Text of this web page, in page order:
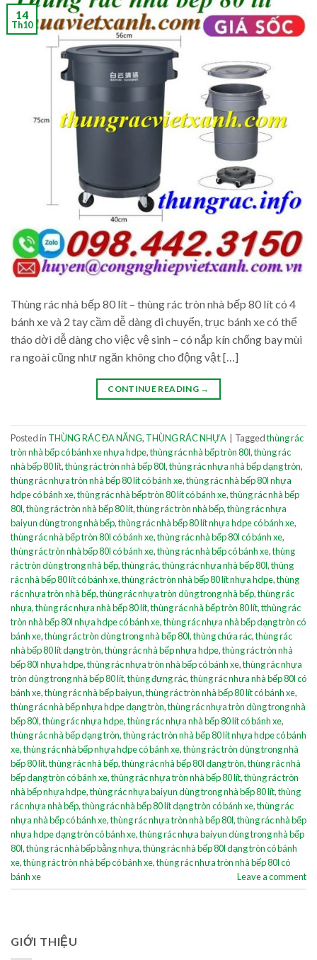
14
Th10
Thùng rác nhà bếp 80 lít – thùng rác tròn nhà bếp 80 lít có 4
bánh xe và 2 tay cầm dễ dàng di chuyển, trục bánh xe có thể
tháo dời dễ dàng cho việc vệ sinh – có nắp kín chống bay mùi
ra ngoài cũng như ngăn không cho động vật […]
CONTINUE READING →
Posted in THÙNG RÁC ĐA NĂNG, THÙNG RÁC NHỰA Taggedthùng rác
tròn nhà bếp có bánh xe nhựa hdpe,thùng rác nhà bếp tròn 80l,thùng rác
nhà bếp 80 lít,thùng rác tròn nhà bếp 80l,thùng rác nhựa nhà bếp dạng tròn,
thùng rác nhựa tròn nhà bếp 80 lít có bánh xe,thùng rác nhà bếp 80l nhựa
hdpe có bánh xe,thùng rác nhà bếp tròn 80 lít có bánh xe,thùng rác nhà bếp
80l,thùng rác tròn nhà bếp 80 lít,thùng rác tròn nhà bếp,thùng rác nhựa
baiyun dùng trong nhà bếp,thùng rác nhà bếp 80 lít nhựa hdpe có bánh xe,
thùng rác nhà bếp tròn 80l có bánh xe,thùng rác nhà bếp 80l có bánh xe,
thùng rác tròn nhà bếp 80l có bánh xe,thùng rác nhà bếp có bánh xe,thùng
rác tròn dùng trong nhà bếp,thùng rác,thùng rác nhựa nhà bếp 80l,thùng
rác nhà bếp 80 lít có bánh xe,thùng rác tròn nhà bếp 80 lít nhựa hdpe,thùng
rác nhựa tròn nhà bếp,thùng rác nhựa tròn dùng trong nhà bếp,thùng rác
nhựa,thùng rác nhựa nhà bếp 80 lít,thùng rác nhà bếp tròn 80 lít,tthùng rác
tròn nhà bếp 80l nhựa hdpe có bánh xe,thùng rác nhựa nhà bếp dạng tròn có
bánh xe,thùng rác tròn dùng trong nhà bếp 80l,thùng chứa rác,thùng rác
nhà bếp 80 lít dạng tròn,thùng rác nhà bếp nhựa hdpe,thùng rác tròn nhà
bếp 80l nhựa hdpe,thùng rác nhựa tròn nhà bếp có bánh xe,thùng rác nhựa
tròn dùng trong nhà bếp 80 lít,thùng đựng rác,thùng rác nhựa nhà bếp 80l có
bánh xe,thùng rác nhà bếp baiyun,thùng rác tròn nhà bếp 80 lít có bánh xe,
thùng rác nhà bếp nhựa hdpe dạng tròn,thùng rác nhựa tròn dùng trong nhà
bếp 80l,thùng rác nhựa hdpe,thùng rác nhựa nhà bếp 80 lít có bánh xe,
thùng rác nhà bếp dạng tròn,thùng rác tròn nhà bếp 80 lít nhựa hdpe có bánh
xe,thùng rác nhà bếp nhựa hdpe có bánh xe,thùng rác tròn dùng trong nhà
bếp 80 lít,thùng rác nhà bếp,thùng rác nhà bếp 80l dạng tròn,thùng rác nhà
bếp dạng tròn có bánh xe,thùng rác nhựa tròn nhà bếp 80 lít,thùng rác tròn
nhà bếp nhựa hdpe,thùng rác nhựa baiyun dùng trong nhà bếp 80 lít,thùng
rác nhựa nhà bếp,thùng rác nhà bếp 80 lít dạng tròn có bánh xe,thùng rác
nhựa nhà bếp có bánh xe,thùng rác nhựa tròn nhà bếp 80l,thùng rác nhà bếp
nhựa hdpe dạng tròn có bánh xe,thùng rác nhựa baiyun dùng trong nhà bếp
80l,thùng rác nhà bếp bằng nhựa,thùng rác nhà bếp 80l dạng tròn có bánh
xe,thùng rác tròn nhà bếp có bánh xe,thùng rác nhựa tròn nhà bếp 80l có
bánh xe
Leave a comment
GIỚI THIỆU